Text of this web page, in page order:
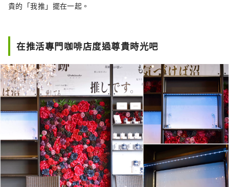
貴的「我推」擺在一起。
在推活專門咖啡店度過尊貴時光吧